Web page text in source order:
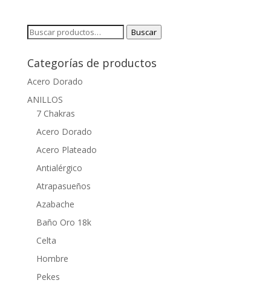
Buscar
Buscar
Categorías de productos
Acero Dorado
ANILLOS
7 Chakras
Acero Dorado
Acero Plateado
Antialérgico
Atrapasueños
Azabache
Baño Oro 18k
Celta
Hombre
Pekes